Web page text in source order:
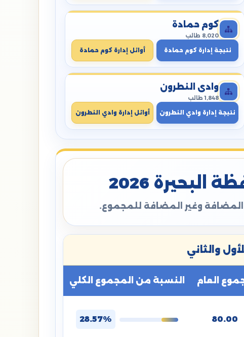
كوم حمادة
8,020 طالب
نتيجة إدارة كوم حمادة أوائل إدارة كوم حمادة
وادي النطرون
1,848 طالب
نتيجة إدارة وادي النطرون أوائل إدارة وادي النطرون
2026
المضافة وغير المضافة للمجموع.
والثاني
العام النسبة من المجموع الكلي
80.00
28.57%